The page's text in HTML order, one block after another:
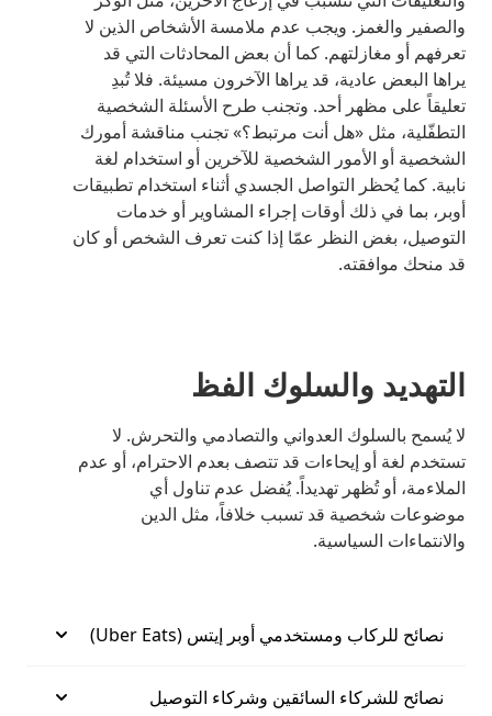
والصفير والغمز. ويجب عدم ملامسة الأشخاص الذين لا
تعرفهم أو مغازلتهم. كما أن بعض المحادثات التي قد
يراها البعض عادية، قد يراها الآخرون مسيئة. فلا تُبدِ
تعليقاً على مظهر أحد. وتجنب طرح الأسئلة الشخصية
التطفّلية، مثل «هل أنت مرتبط؟» تجنب مناقشة أمورك
الشخصية أو الأمور الشخصية للآخرين أو استخدام لغة
نابية. كما يُحظر التواصل الجسدي أثناء استخدام تطبيقات
أوبر، بما في ذلك أوقات إجراء المشاوير أو خدمات
التوصيل، بغض النظر عمّا إذا كنت تعرف الشخص أو كان
قد منحك موافقته.
التهديد والسلوك الفظ
لا يُسمح بالسلوك العدواني والتصادمي والتحرش. لا
تستخدم لغة أو إيحاءات قد تتصف بعدم الاحترام، أو عدم
الملاءمة، أو تُظهر تهديداً. يُفضل عدم تناول أي
موضوعات شخصية قد تسبب خلافاً، مثل الدين
والانتماءات السياسية.
نصائح للركاب ومستخدمي أوبر إيتس (Uber Eats)
نصائح للشركاء السائقين وشركاء التوصيل